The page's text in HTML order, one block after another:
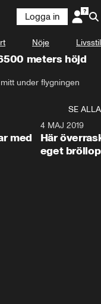
Logga in
Nöje Livsstil
meters höjd
under flygningen
SE ALLA
med
4 MAJ 2019
Här
eget bröllop